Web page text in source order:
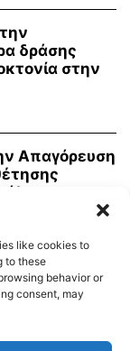
δράσης
στην
Απαγόρευση
like cookies to
to these
behavior or
consent, may